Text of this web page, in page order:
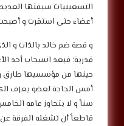
التسعينيات سبقتها
أعضاء حتى استقرت و
و قصة ضم خالد بالذات و
قدرية؛ فبعد انسحاب أحد
حينها من مؤسسيها طارق
أمس الحاجة لعضو يعزف
سناً و لا يتجاوز عامه
قاطعاً أن تشغله الفرقة